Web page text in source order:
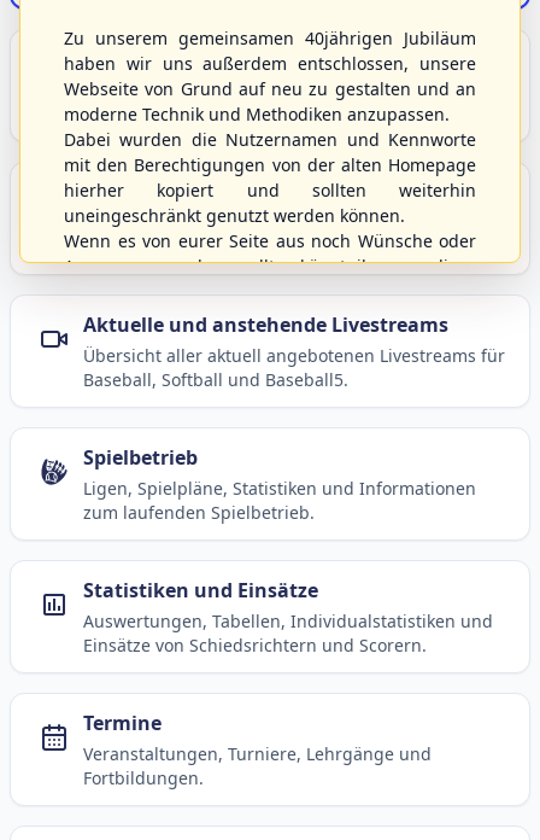
Unser Sport
Grundlagen und Hintergründe zu Baseball, Softball
und Baseball5.
Berichte und Neuigkeiten
Aktuelle Meldungen, Berichte und Nachrichten aus
dem S/HBV, Deutschland und der Welt.
Aktuelle und anstehende Livestreams
Übersicht aller aktuell angebotenen Livestreams für
Baseball, Softball und Baseball5.
Spielbetrieb
Ligen, Spielpläne, Statistiken und Informationen
zum laufenden Spielbetrieb.
Statistiken und Einsätze
Auswertungen, Tabellen, Individualstatistiken und
Einsätze von Schiedsrichtern und Scorern.
Termine
Veranstaltungen, Turniere, Lehrgänge und
Fortbildungen.
Zu unserem gemeinsamen 40jährigen Jubiläum
haben wir uns außerdem entschlossen, unsere
Webseite von Grund auf neu zu gestalten und an
moderne Technik und Methodiken anzupassen.
Dabei wurden die Nutzernamen und Kennworte
mit den Berechtigungen von der alten Homepage
hierher kopiert und sollten weiterhin
uneingeschränkt genutzt werden können.
Wenn es von eurer Seite aus noch Wünsche oder
Anregungen geben sollte, könnt ihr uns diese
gerne an die Verbandsadresseinfo@shbvnet.de
schicken.